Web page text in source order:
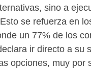
sino a
se refuerza en
un 77% de los
ir directo a su
opciones, muy por